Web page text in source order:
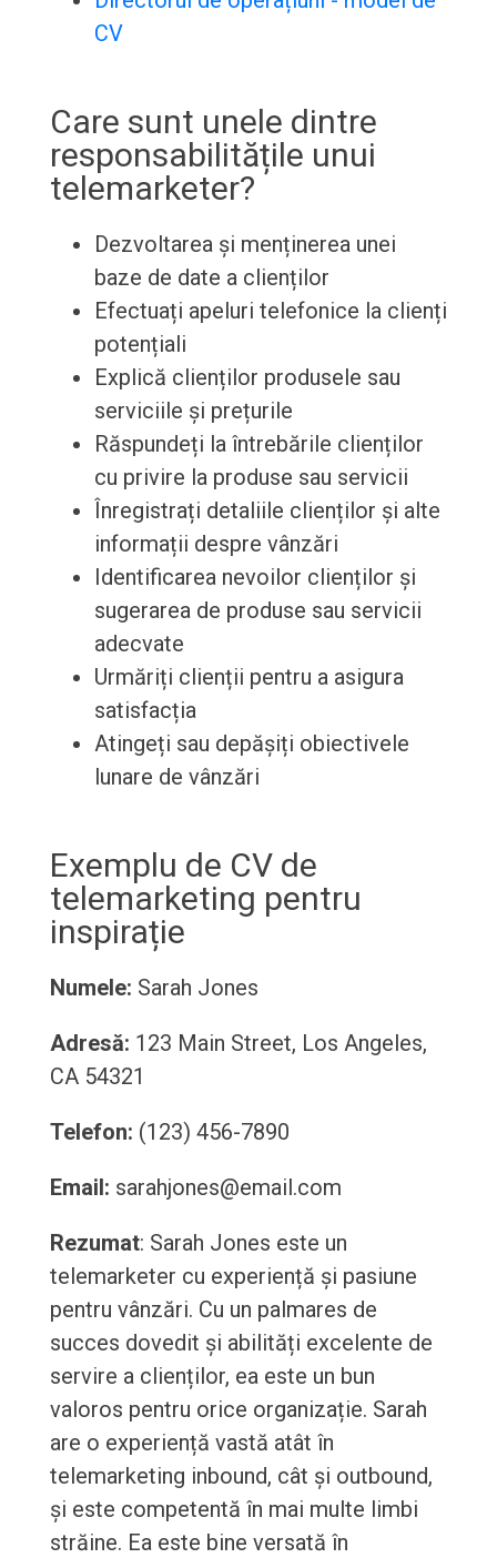
CV
Care sunt unele dintre
responsabilitățile unui
telemarketer?
Dezvoltarea și menținerea unei
baze de date a clienților
Efectuați apeluri telefonice la clienți
potențiali
Explică clienților produsele sau
serviciile și prețurile
Răspundeți la întrebările clienților
cu privire la produse sau servicii
Înregistrați detaliile clienților și alte
informații despre vânzări
Identificarea nevoilor clienților și
sugerarea de produse sau servicii
adecvate
Urmăriți clienții pentru a asigura
satisfacția
Atingeți sau depășiți obiectivele
lunare de vânzări
Exemplu de CV de
telemarketing pentru
inspirație
Numele: Sarah Jones
Adresă: 123 Main Street, Los Angeles,
CA 54321
Telefon: (123) 456-7890
Email: sarahjones@email.com
Rezumat: Sarah Jones este un
telemarketer cu experiență și pasiune
pentru vânzări. Cu un palmares de
succes dovedit și abilități excelente de
servire a clienților, ea este un bun
valoros pentru orice organizație. Sarah
are o experiență vastă atât în
telemarketing inbound, cât și outbound,
și este competentă în mai multe limbi
străine. Ea este bine versată în